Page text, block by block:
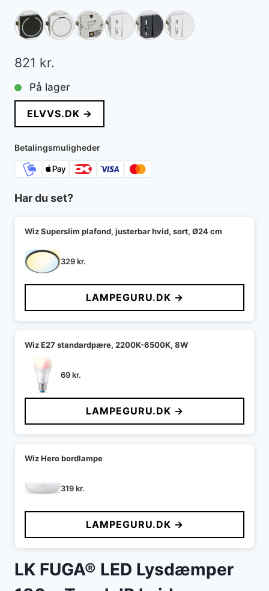
821 kr.
På lager
ELVVS.DK →
Betalingsmuligheder
Har du set?
Wiz Superslim plafond, justerbar hvid, sort, Ø24 cm
329kr.
LAMPEGURU.DK →
Wiz E27 standardpære, 2200K-6500K, 8W
69kr.
LAMPEGURU.DK →
Wiz Hero bordlampe
319kr.
LAMPEGURU.DK →
LK FUGA® LED Lysdæmper